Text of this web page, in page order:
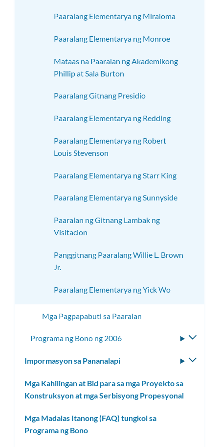
Paaralang Elementarya ng Miraloma
Paaralang Elementarya ng Monroe
Mataas na Paaralan ng Akademikong
Phillip at Sala Burton
Paaralang Gitnang Presidio
Paaralang Elementarya ng Redding
Paaralang Elementarya ng Robert
Louis Stevenson
Paaralang Elementarya ng Starr King
Paaralang Elementarya ng Sunnyside
Paaralan ng Gitnang Lambak ng
Visitacion
Panggitnang Paaralang Willie L. Brown
Jr.
Paaralang Elementarya ng Yick Wo
Mga Pagpapabuti sa Paaralan
Programa ng Bono ng 2006
Impormasyon sa Pananalapi
Mga Kahilingan at Bid para sa mga Proyekto sa
Konstruksyon at mga Serbisyong Propesyonal
Mga Madalas Itanong (FAQ) tungkol sa
Programa ng Bono